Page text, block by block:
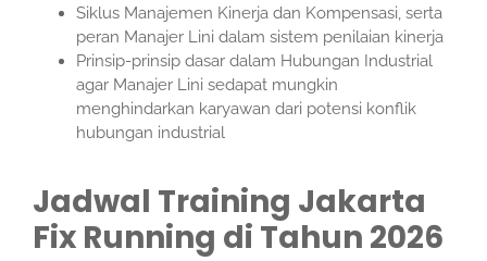
Siklus Manajemen Kinerja dan Kompensasi, serta
peran Manajer Lini dalam sistem penilaian kinerja
Prinsip-prinsip dasar dalam Hubungan Industrial
agar Manajer Lini sedapat mungkin
menghindarkan karyawan dari potensi konflik
hubungan industrial
Jadwal Training Jakarta
Fix Running di Tahun 2026